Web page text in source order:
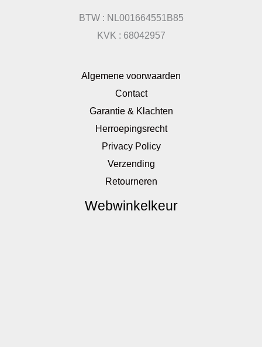
BTW : NL001664551B85
KVK : 68042957
Algemene voorwaarden
Contact
Garantie & Klachten
Herroepingsrecht
Privacy Policy
Verzending
Retourneren
Webwinkelkeur